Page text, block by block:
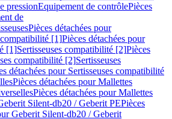
pressionEquipement de contrôlePièces
de
Pièces détachées pour
compatibilité [1]Pièces détachées pour
[1]Sertisseuses compatibilité [2]Pièces
compatibilité [2]Sertisseuses
détachées pour Sertisseuses compatibilité
Pièces détachées pour Mallettes
Pièces détachées pour Mallettes
Silent-db20 / Geberit PEPièces
Geberit Silent-db20 / Geberit